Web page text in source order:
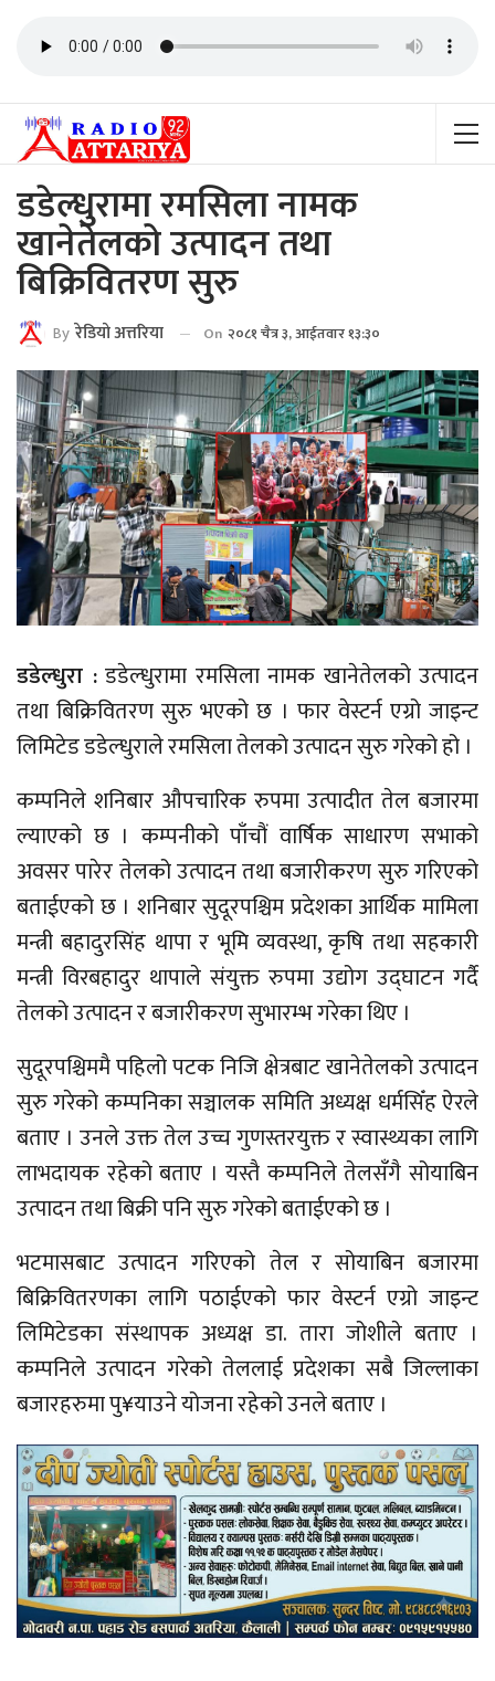
डडेल्धुरामा रमसिला नामक
खानेतेलको उत्पादन तथा
बिक्रिवितरण सुरु
By रेडियाे अत्तरिया On २०८१ चैत्र ३, आईतवार १३:३०
डडेल्धुरा :डडेल्धुरामा रमसिला नामक खानेतेलको उत्पादन
तथा बिक्रिवितरण सुरु भएको छ । फार वेस्टर्न एग्रो जाइन्ट
लिमिटेड डडेल्धुराले रमसिला तेलको उत्पादन सुरु गरेको हो ।
कम्पनिले शनिबार औपचारिक रुपमा उत्पादीत तेल बजारमा
ल्याएको छ । कम्पनीको पाँचौं वार्षिक साधारण सभाको
अवसर पारेर तेलको उत्पादन तथा बजारीकरण सुरु गरिएको
बताईएको छ । शनिबार सुदूरपश्चिम प्रदेशका आर्थिक मामिला
मन्त्री बहादुरसिंह थापा र भूमि व्यवस्था, कृषि तथा सहकारी
मन्त्री विरबहादुर थापाले संयुक्त रुपमा उद्योग उद्घाटन गर्दै
तेलको उत्पादन र बजारीकरण सुभारम्भ गरेका थिए ।
सुदूरपश्चिममै पहिलो पटक निजि क्षेत्रबाट खानेतेलको उत्पादन
सुरु गरेको कम्पनिका सञ्चालक समिति अध्यक्ष धर्मसिँह ऐरले
बताए । उनले उक्त तेल उच्च गुणस्तरयुक्त र स्वास्थ्यका लागि
लाभदायक रहेको बताए । यस्तै कम्पनिले तेलसँगै सोयाबिन
उत्पादन तथा बिक्री पनि सुरु गरेको बताईएको छ ।
भटमासबाट उत्पादन गरिएको तेल र सोयाबिन बजारमा
बिक्रिवितरणका लागि पठाईएको फार वेस्टर्न एग्रो जाइन्ट
लिमिटेडका संस्थापक अध्यक्ष डा. तारा जोशीले बताए ।
कम्पनिले उत्पादन गरेको तेललाई प्रदेशका सबै जिल्लाका
बजारहरुमा पु¥याउने योजना रहेको उनले बताए ।